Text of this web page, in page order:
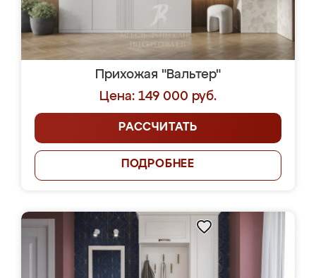
Прихожая "Вальтер"
Цена: 149 000 руб.
РАССЧИТАТЬ
ПОДРОБНЕЕ